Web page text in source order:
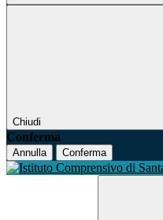
Chiudi
Conferma
Annulla Conferma